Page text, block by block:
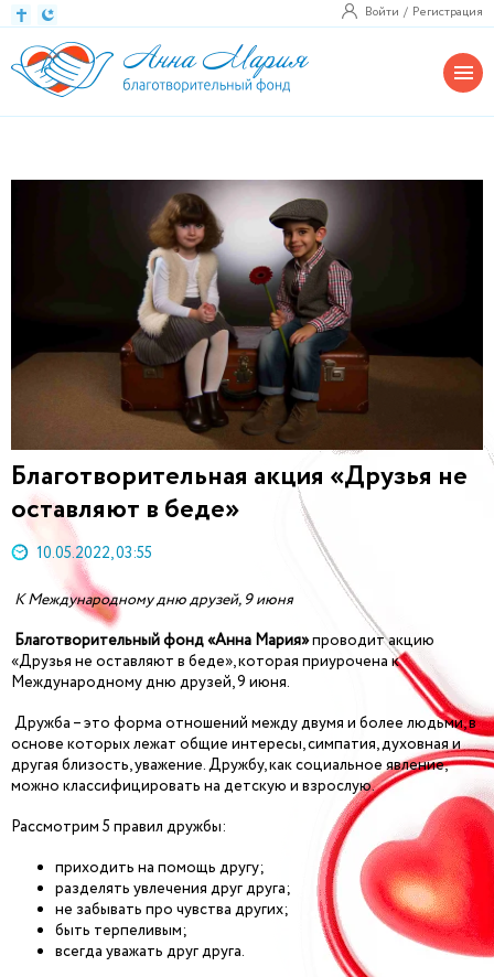
Войти Регистрация
Благотворительная акция «Друзья не
оставляют в беде»
10.05.2022, 03:55
К Международному дню друзей, 9 июня
Благотворительный фонд «Анна Мария»проводит акцию
«Друзья не оставляют в беде», которая приурочена к
Международному дню друзей, 9 июня.
Дружба – это форма отношений между двумя и более людьми, в
основе которых лежат общие интересы, симпатия, духовная и
другая близость, уважение. Дружбу, как социальное явление,
можно классифицировать на детскую и взрослую.
Рассмотрим 5 правил дружбы:
приходить на помощь другу;
разделять увлечения друг друга;
не забывать про чувства других;
быть терпеливым;
всегда уважать друг друга.